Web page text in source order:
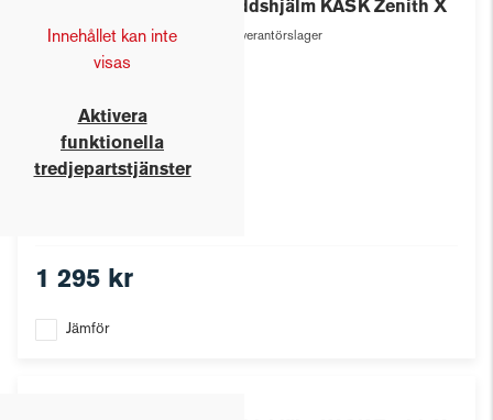
Innehållet kan inte
visas
Aktivera
funktionella
tredjepartstjänster
Skyddshjälm KASK Zenith X
Leverantörslager
1 295 kr
Jämför